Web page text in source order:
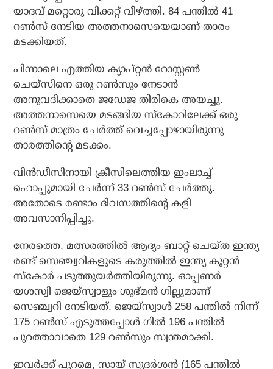
യാദവ് മറ്റൊരു വിക്കറ്റ് വീഴ്ത്തി. 84 പന്തില്‍ 41
റണ്‍സ് നേടിയ അത്തനാസെയെയാണ് താരം
മടക്കിയത്.
പിന്നാലെ എത്തിയ ക്യാപ്റ്റന്‍ റോസ്റ്റണ്‍
ചെയ്സിനെ ഒരു റണ്‍സും നേടാന്‍
അനുവദിക്കാതെ ജഡേജ തിരികെ അയച്ചു.
അത്തനാസെയെ മടങ്ങിയ സ്‌കോറിലേക്ക് ഒരു
റണ്‍സ് മാത്രം ചേര്‍ത്ത് വെച്ചപ്പോഴായിരുന്നു
താരത്തിന്റെ മടക്കം.
വിന്‍ഡീസിനായി ക്രീസിലെത്തിയ ഇംലാച്ച്
ഹൊപ്പുമായി ചേര്‍ന്ന് 33 റണ്‍സ് ചേര്‍ത്തു.
അതോടെ രണ്ടാം ദിവസത്തിന്റെ കളി
അവസാനിപ്പിച്ചു.
നേരത്തെ, മത്സരത്തില്‍ ആദ്യം ബാറ്റ് ചെയ്ത ഇന്ത്യ
രണ്ട് സെഞ്ച്വറികളുടെ കരുത്തില്‍ ഇന്ത്യ കൂറ്റന്‍
സ്‌കോര്‍ പടുത്തുയര്‍ത്തിയിരുന്നു. ഓപ്പണര്‍
യശസ്വി ജെയ്സ്വാളും ശുഭ്മന്‍ ഗില്ലുമാണ്
സെഞ്ച്വറി നേടിയത്. ജെയ്സ്വാള്‍ 258 പന്തില്‍ നിന്ന്
175 റണ്‍സ് എടുത്തപ്പോള്‍ ഗില്‍ 196 പന്തില്‍
പുറത്താവാതെ 129 റണ്‍സും സ്വന്തമാക്കി.
ഇവര്‍ക്ക് പുറമെ, സായ് സുദര്‍ശന്‍ (165 പന്തില്‍